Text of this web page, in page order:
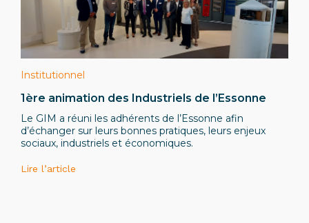
Institutionnel
1ère animation des Industriels de l’Essonne
Le GIM a réuni les adhérents de l’Essonne afin
d’échanger sur leurs bonnes pratiques, leurs enjeux
sociaux, industriels et économiques.
Lire l’article